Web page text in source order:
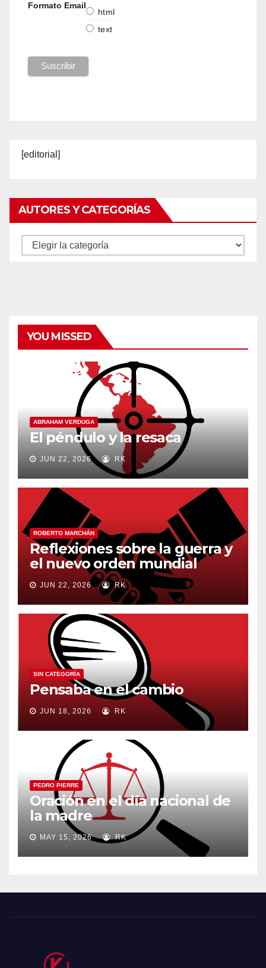
Formato Email
html
text
[editorial]
AUTORES Y CATEGORÍAS
Autores
YOU MISSED
ABRAHAM VERDUGA
El péndulo y la resaca
JUN 22, 2026 RK
ROBERTO MARCHÁN
Reflexiones sobre la guerra y
el nuevo orden mundial
JUN 22, 2026 RK
SIN CATEGORÍA
Pensaba en el cambio
JUN 18, 2026 RK
PEDRO PIERRE
Oración en el día nacional de
la madre
MAY 15, 2026 RK